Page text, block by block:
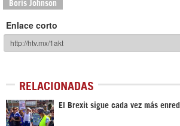
Boris Johnson
Enlace corto
RELACIONADAS
El Brexit sigue cada vez más